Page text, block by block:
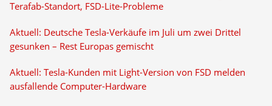
Terafab-Standort, FSD-Lite-Probleme
Aktuell: Deutsche Tesla-Verkäufe im Juli um zwei Drittel
gesunken – Rest Europas gemischt
Aktuell: Tesla-Kunden mit Light-Version von FSD melden
ausfallende Computer-Hardware